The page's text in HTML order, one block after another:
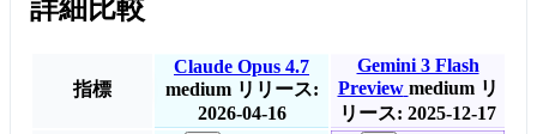
詳細比較
指標
Claude Opus 4.7
medium リリース:
2026-04-16
Gemini 3 Flash
Preview medium リ
リース: 2025-12-17